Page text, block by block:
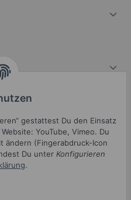
gestattest Du den Einsatz
YouTube, Vimeo. Du
ändern (Fingerabdruck-Icon
Du unter Konfigurieren
.